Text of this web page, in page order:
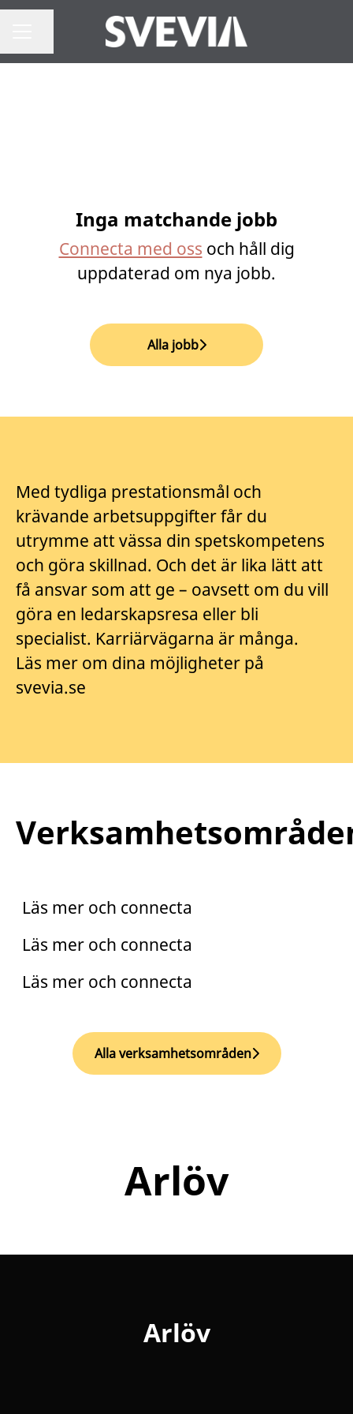
Inga matchande jobb
Connecta med oss och håll dig
uppdaterad om nya jobb.
Alla jobb
Med tydliga prestationsmål och
krävande arbetsuppgifter får du
utrymme att vässa din spetskompetens
och göra skillnad. Och det är lika lätt att
få ansvar som att ge – oavsett om du vill
göra en ledarskapsresa eller bli
specialist. Karriärvägarna är många.
Läs mer om dina möjligheter på
svevia.se
Läs mer och connecta
Läs mer och connecta
Läs mer och connecta
Alla verksamhetsområden
Arlöv
Arlöv